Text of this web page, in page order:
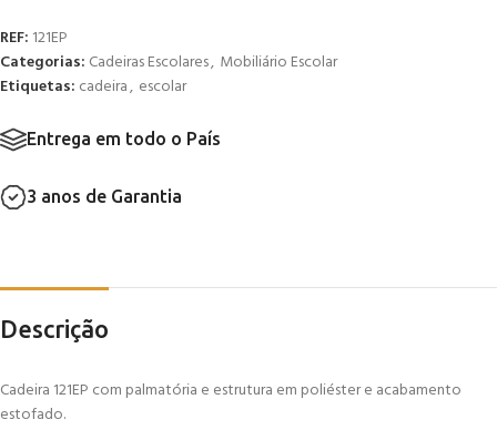
REF: 121EP
Categorias: Cadeiras Escolares, Mobiliário Escolar
Etiquetas: cadeira, escolar
Entrega em todo o País
3 anos de Garantia
Descrição
Cadeira 121EP com palmatória e estrutura em poliéster e acabamento
estofado.